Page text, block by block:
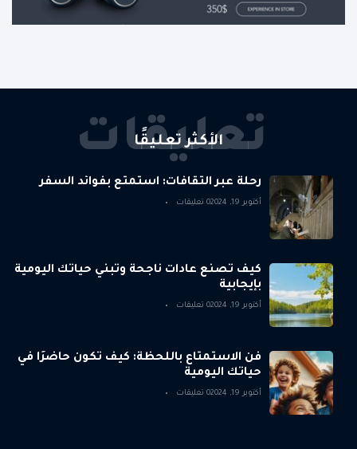
الأكثر تعليقًا
تعليقات
رحلة عبر الثقافات: استمتع بفوائد السفر
أكتوبر 19, 2024 0 تعليقات
كيف تصنع عادات ناجحة وتبني حياتك اليومية
بإيجابية
أكتوبر 19, 2024 0 تعليقات
فن الاستمتاع باللحظة: كيف تكون حاضرًا في
حياتك اليومية
أكتوبر 19, 2024 0 تعليقات